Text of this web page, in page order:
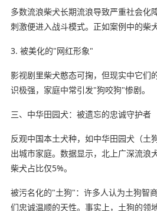
多数流浪柴犬长期流浪导致严重社会化
刺激便进入战斗模式。正如案例中的柴
3. 被美化的"网红形象"
影视剧里柴犬憨态可掬，但现实中它们
识极强，家庭中常引发"狗咬狗"惨剧。
三、中华田园犬：被遗忘的忠诚守护者
反观中国本土犬种，如中华田园犬（土
出城市家庭。数据显示，北上广深流浪
柴犬占比仅5%。
被污名化的"土狗"：许多人认为土狗智
们忠诚温顺的天性。事实上，土狗的领